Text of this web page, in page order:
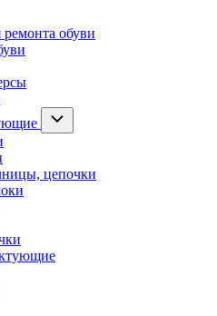
обуви
цепочки